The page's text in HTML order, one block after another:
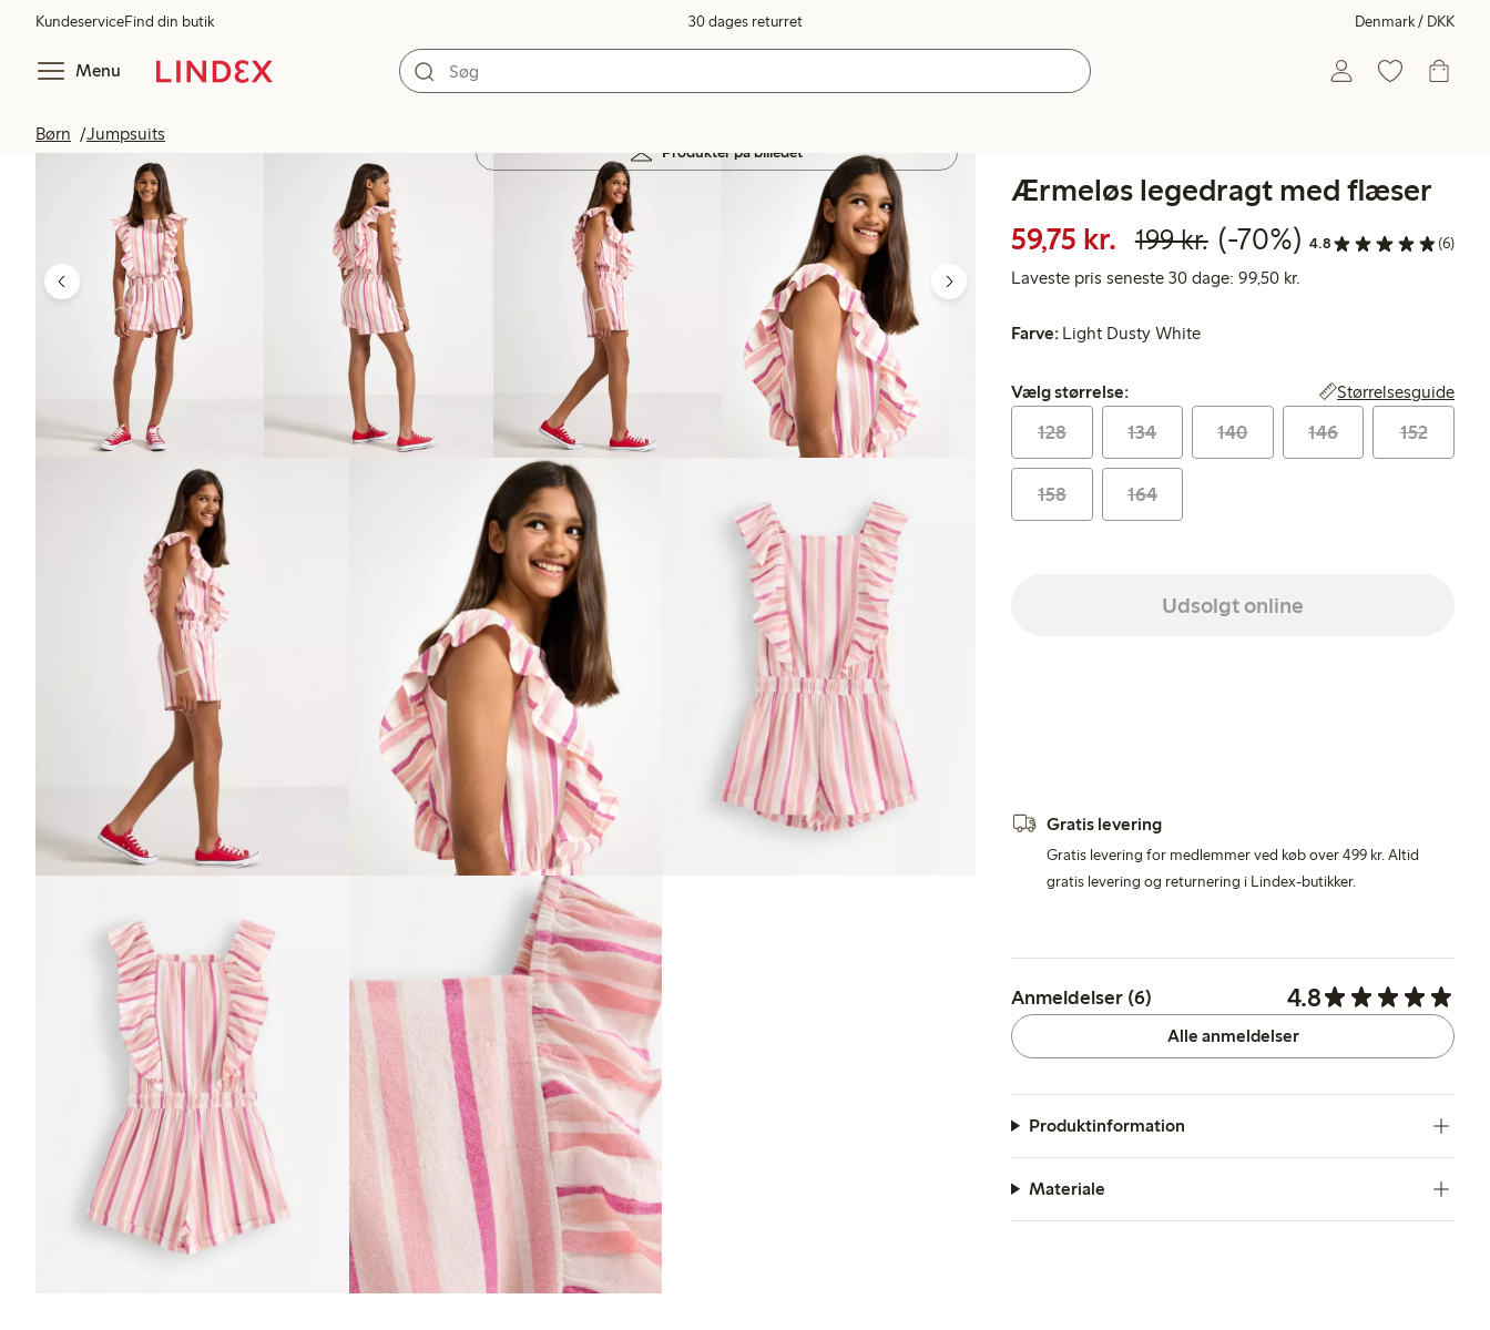
KundeserviceFind din butik 30 dages returret Denmark / DKK
Menu
Børn Jumpsuits
Produkter på billedet
Ærmeløs legedragt med flæser
59,75 kr. Nedsat pris: 59,75 kr.
199 kr.Normalpris: 199,00
70 % rabat
(-70%) 4.8 (6)
Laveste pris seneste 30 dage: 99,50 kr.
Farve: Light Dusty White
Vælg størrelse:
Vælg størrelse: Størrelsesguide
128 134 140 146 152
158 164
Udsolgt online
Gratis levering
Gratis levering for medlemmer ved køb over 499 kr. Altid
gratis levering og returnering i Lindex-butikker.
Anmeldelser (6) 4.8
Alle anmeldelser
Produktinformation
Materiale